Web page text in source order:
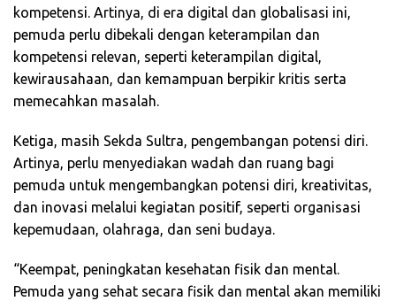
kompetensi. Artinya, di era digital dan globalisasi ini,
pemuda perlu dibekali dengan keterampilan dan
kompetensi relevan, seperti keterampilan digital,
kewirausahaan, dan kemampuan berpikir kritis serta
memecahkan masalah.
Ketiga, masih Sekda Sultra, pengembangan potensi diri.
Artinya, perlu menyediakan wadah dan ruang bagi
pemuda untuk mengembangkan potensi diri, kreativitas,
dan inovasi melalui kegiatan positif, seperti organisasi
kepemudaan, olahraga, dan seni budaya.
“Keempat, peningkatan kesehatan fisik dan mental.
Pemuda yang sehat secara fisik dan mental akan memiliki